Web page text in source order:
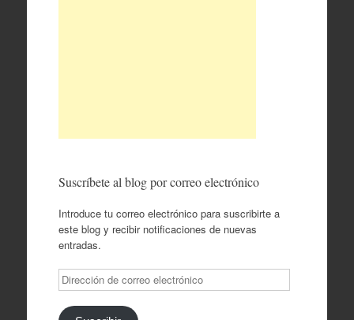
Suscríbete al blog por correo electrónico
Introduce tu correo electrónico para suscribirte a
este blog y recibir notificaciones de nuevas
entradas.
Dirección
de
correo